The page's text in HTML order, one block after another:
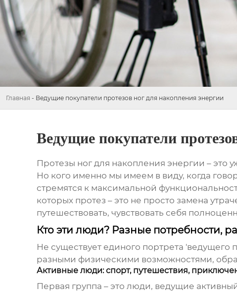
Главная - Ведущие покупатели протезов ног для накопления энергии
Ведущие покупатели
Протезы ног для накопления энергии –
Но кого именно мы имеем в виду, когда
стремятся к максимальной
которых протез – это не просто замена
путешествовать, чувствовать себя
Кто эти люди? Разные потребности,
Не существует единого портрета
разными физическими возможностями,
Активные люди: спорт, путешествия,
Первая группа – это люди, ведущие